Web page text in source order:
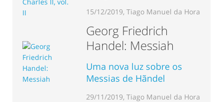
15/12/2019, Tiago Manuel da Hora
Georg Friedrich
Handel: Messiah
Uma nova luz sobre os
Messias de Hãndel
29/11/2019, Tiago Manuel da Hora